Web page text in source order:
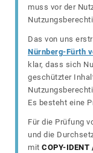
muss vor der
Das von uns
Nürnberg-Fürth
klar, dass sich
geschützter
Es besteht eine
Für die Prüfung
und die
mit COPY-IDENT